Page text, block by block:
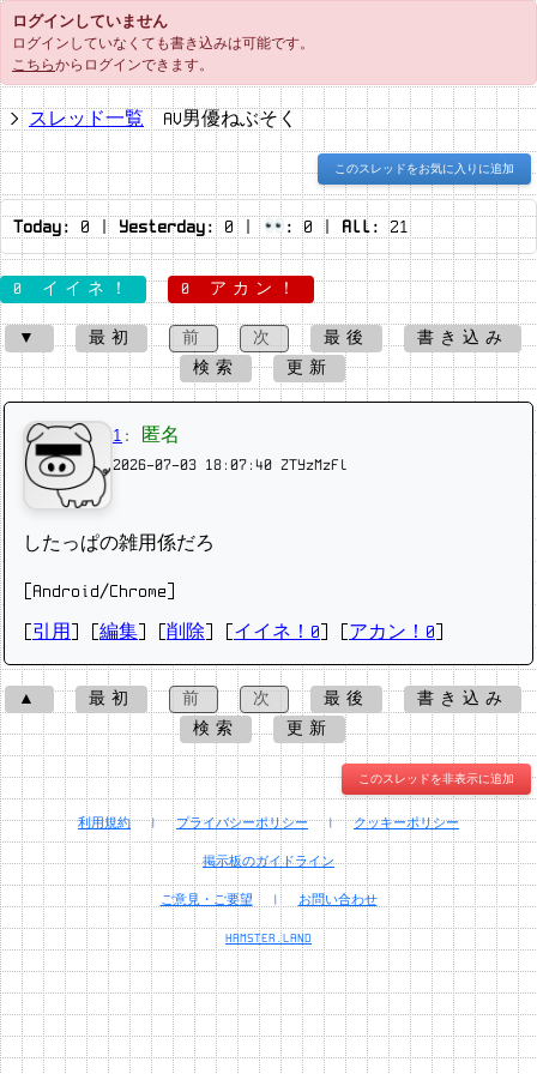
ログインしていません
ログインしていなくても書き込みは可能です。
こちらからログインできます。
スレッド一覧 AV男優ねぶそく
このスレッドをお気に入りに追加
Today: 0 | Yesterday:0 | : 0 | All: 21
0 イイネ！ 0 アカン！
▼ 最初 前 次 最後
書き込み
検索
更新
1 : 匿名
2026-07-03 18:07:40 ZTYzMzFl
したっぱの雑用係だろ
[Android/Chrome]
引用 編集 削除 イイネ！0 アカン！0
▲ 最初 前 次 最後
書き込み
検索
更新
このスレッドを非表示に追加
利用規約 | プライバシーポリシー | クッキーポリシー
掲示板のガイドライン
ご意見・ご要望 | お問い合わせ
HAMSTER.LAND